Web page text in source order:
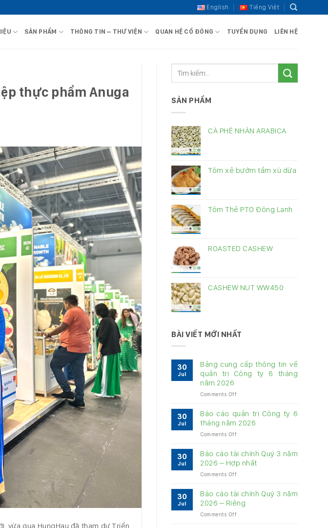
English Tiếng Việt
SẢN PHẨM THÔNG TIN – THƯ VIỆN QUAN HỆ CỔ ĐÔNG TUYỂN DỤNG LIÊN HỆ
thực phẩm Anuga
vừa qua HungHau đã tham dự Triển
SẢN PHẨM
CÀ PHÊ NHÂN ARABICA
Tôm xẻ bướm tẩm xù dừa
Tôm Thẻ PTO Đông Lạnh
ROASTED CASHEW
CASHEW NUT WW450
BÀI VIẾT MỚI NHẤT
30
Jul
Bảng cung cấp thông tin về
quản trị Công ty 6 tháng
năm 2026
Comments Offon
cung
thông
quản
trị
Công
tháng
năm
30
Jul
Báo cáo quản trị Công ty 6
tháng năm 2026
Comments Offon
cáo
quản
trị
6
tháng
năm
30
Jul
Báo cáo tài chính Quý 3 năm
2026 – Hợp nhất
Comments Offon
cáo
chính
30
Jul
Báo cáo tài chính Quý 3 năm
2026 – Riêng
Comments Offon